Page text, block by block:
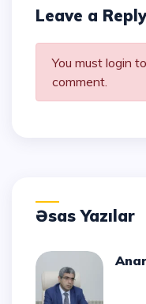
Leave a Reply
You must login
comment.
Əsas Yazılar